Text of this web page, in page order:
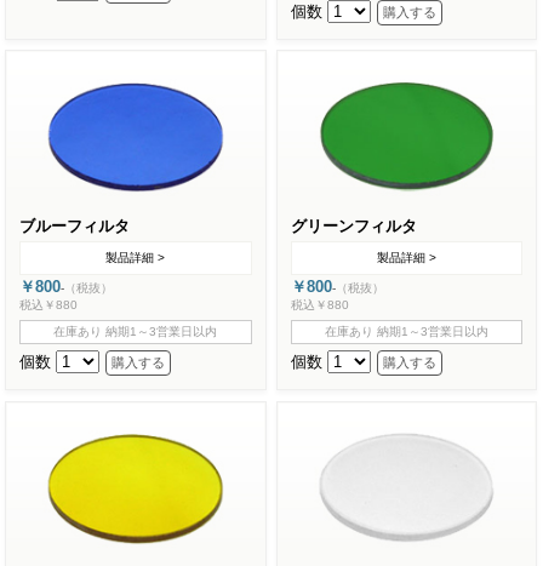
個数
ブルーフィルタ
製品詳細 >
￥800- （税抜）
税込￥880
在庫あり 納期1～3営業日以内
個数
グリーンフィルタ
製品詳細 >
￥800- （税抜）
税込￥880
在庫あり 納期1～3営業日以内
個数